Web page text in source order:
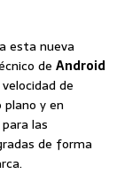
esta nueva
de Android
de
y en
las
de forma